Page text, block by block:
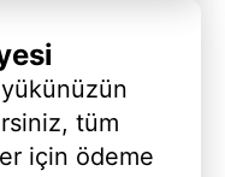
tüm
için ödeme